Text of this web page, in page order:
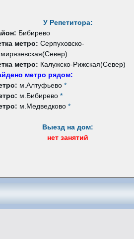
У Репетитора:
Бибирево
метро: Серпуховско-
метро: Калужско-Рижская(Север)
метро рядом:
м.Алтуфьево *
м.Бибирево *
м.Медведково *
Выезд на дом:
нет занятий